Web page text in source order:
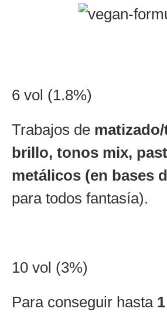
6 vol (1.8%)
Trabajos de
brillo, tonos mix,
metálicos (en bases
para todos fantasía).
10 vol (3%)
Para conseguir hasta